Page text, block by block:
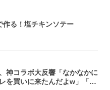
作る！塩チキンソテー
神コラボ大反響「なかなかに
を買いに来たんだよw」「３